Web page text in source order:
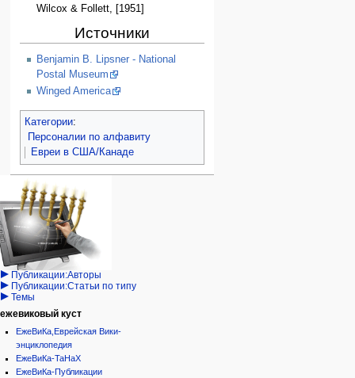
Wilcox & Follett, [1951]
Источники
Benjamin B. Lipsner - National
Postal Museum
Winged America
Категории:
Персоналии по алфавиту
Евреи в США/Канаде
Навигация
персональные инструменты
войти
запрос
учётной
записи
категории
Израиль:Страна и
государство
Иудаизм
Народ
Проекты
Проекты/Участники/
дополнения
Публикации:Авторы
Публикации:Статьи по типу
Темы
ежевиковый куст
ЕжеВиКа,Еврейская Вики-
энциклопедия
ЕжеВиКа-ТаНаХ
ЕжеВиКа-Публикации